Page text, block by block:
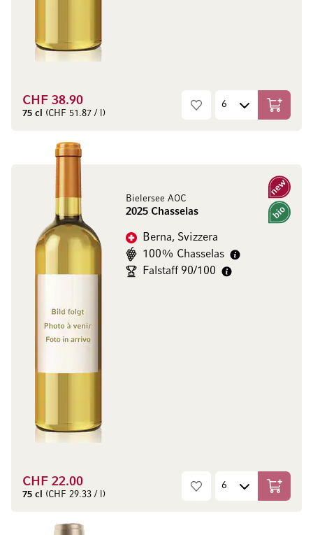
CHF 38.90
75 cl (CHF 51.87 / l)
Bielersee AOC
2025 Chasselas
Nuovo
Bio
Berna, Svizzera
100% Chasselas
Falstaff 90/100
CHF 22.00
75 cl (CHF 29.33 / l)